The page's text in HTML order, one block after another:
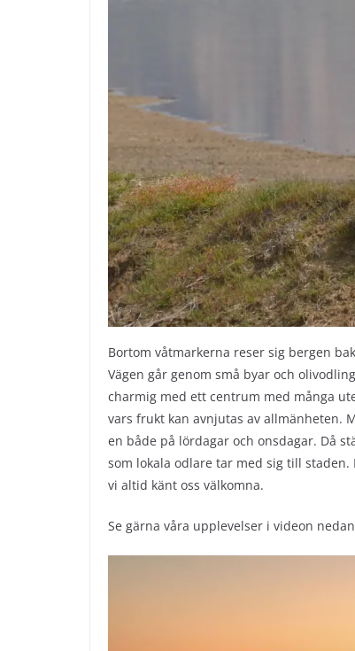
Bortom våtmarkerna reser sig bergen
Vägen går genom små byar och
charmig med ett centrum med många
vars frukt kan avnjutas av allmänheten.
en både på lördagar och onsdagar. Då
som lokala odlare tar med sig till
vi altid känt oss välkomna.
Se gärna våra upplevelser i videon